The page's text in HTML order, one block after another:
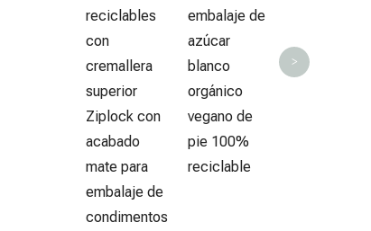
reciclables
con
cremallera
superior
Ziplock con
acabado
mate para
embalaje de
condimentos
embalaje de
azúcar
blanco
orgánico
vegano de
pie 100%
reciclable
para
productos
>